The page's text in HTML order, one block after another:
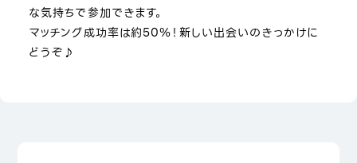
な気持ちで参加できます。
マッチング成功率は約50％！新しい出会いのきっかけに
どうぞ♪